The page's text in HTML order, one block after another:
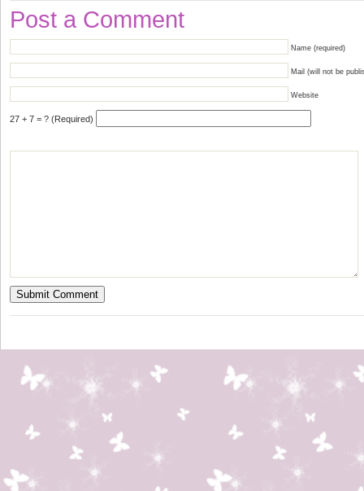
Post a Comment
Name (required)
Mail (will not be
Website
27 + 7 = ? (Required)